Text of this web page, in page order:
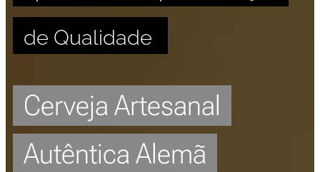
de Qualidade
Cerveja Artesanal
Autêntica Alemã